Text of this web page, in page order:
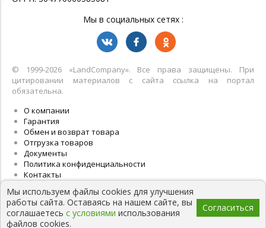
Мы используем файлы cookies для улучшения
работы сайта. Оставаясь на нашем сайте, вы
соглашаетесь с условиями использования
файлов cookies.
Согласиться
Мы в социальных сетях :
© 1999-2026 «LandСompany». Все права защищены. При
цитировании материалов с сайта ссылка на портал
обязательна.
О компании
Гарантия
Обмен и возврат товара
Отгрузка товаров
Документы
Политика конфиденциальности
Контакты